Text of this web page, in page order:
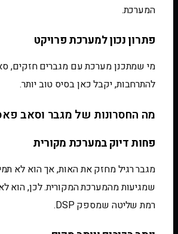
המערכת.
פתרון נכון למערכת פרויקט
מי שמתכנן מערכת עם מגברים חזקים,
להתרחבות, יקבל כאן בסיס טוב יותר.
מה החסרונות של מגבר וסאב
פחות דיוק במערכת מקורית
מגבר רגיל מחזק את האות, אך הוא לא
שמגיעות מהמערכת המקורית. לכן, הוא
רמת שליטה שמספק DSP.